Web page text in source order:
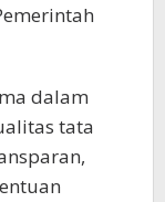
dalam
tata